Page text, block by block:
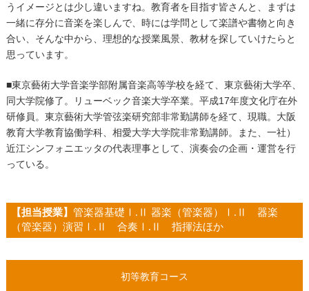
うイメージとは少し違いますね。教育者を目指す皆さんと、まずは
一緒に存分に音楽を楽しんで、時には学問として楽譜や書物と向き
合い、そんな中から、理想的な授業風景、教材を探していけたらと
思っています。
■東京藝術大学音楽学部附属音楽高等学校を経て、東京藝術大学卒、
同大学院修了。リューベック音楽大学卒業。平成17年度文化庁在外
研修員。東京藝術大学管弦楽研究部非常勤講師を経て、現職。大阪
教育大学教育協働学科、相愛大学大学院非常勤講師。また、一社）
近江シンフォニエッタの代表理事として、演奏会の企画・運営を行
っている。
【担当授業】管楽器基礎Ⅰ . Ⅱ 器楽（管楽器）Ⅰ . Ⅱ 器楽
（管楽器）演習Ⅰ . Ⅱ 合奏Ⅰ . Ⅱ 指揮法ほか
初等教育コース